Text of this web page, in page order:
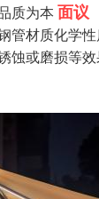
质为本 面议
管材质化学
蚀或磨损等